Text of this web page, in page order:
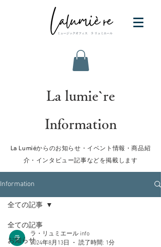
La lumie`re
Information
La Lumiéからのお知らせ・イベント情報・商品紹
介・インタビュー記事などを掲載します
Information
全ての記事
お知らせ
全ての記事
ラ・リュミエール info
2024年8月13日
読了時間: 1分